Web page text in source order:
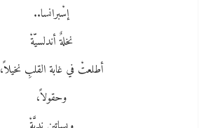
إسْبرانسا..
نخلةٌ أندلسيّةْ
أطلعتْ في غابة القلبِ نخيلاً،
وحقولاً،